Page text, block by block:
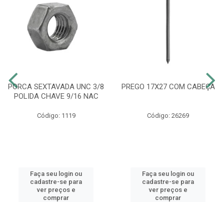
PORCA SEXTAVADA UNC 3/8
POLIDA CHAVE 9/16 NAC
Código: 1119
Faça seu login ou
cadastre-se para
ver preços e
comprar
PREGO 17X27 COM CABEÇA
Código: 26269
Faça seu login ou
cadastre-se para
ver preços e
comprar